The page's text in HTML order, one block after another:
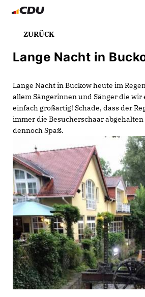
ZURÜCK
Lange Nacht in
Lange Nacht in Buckow heute im
allem Sängerinnen und Sänger die wir
einfach großartig! Schade, dass der
immer die Besucherschaar
dennoch Spaß.